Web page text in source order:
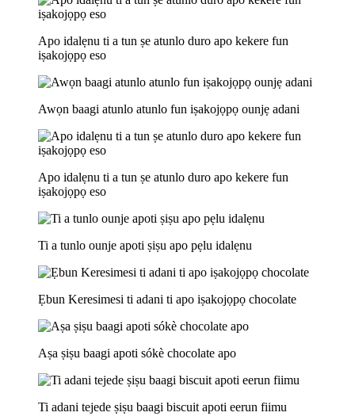
Apo idalẹnu ti a tun ṣe atunlo duro apo kekere fun
iṣakojọpọ eso
Awọn baagi atunlo atunlo fun iṣakojọpọ ounjẹ adani
Apo idalẹnu ti a tun ṣe atunlo duro apo kekere fun
iṣakojọpọ eso
Ti a tunlo ounje apoti ṣiṣu apo pẹlu idalẹnu
Ẹbun Keresimesi ti adani ti apo iṣakojọpọ chocolate
Aṣa ṣiṣu baagi apoti sókè chocolate apo
Ti adani tejede ṣiṣu baagi biscuit apoti eerun fiimu